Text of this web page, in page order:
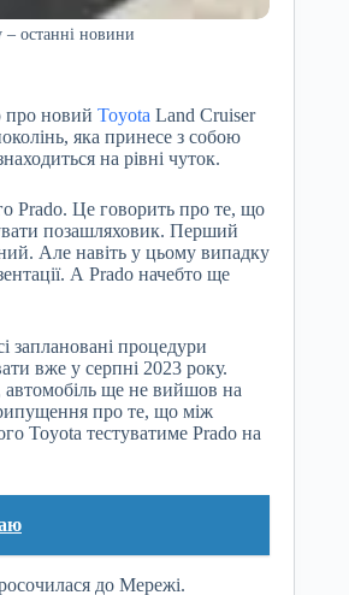
останні новини
про новий Toyota Land Cruiser
яка принесе з собою
на рівні чуток.
Prado. Це говорить про те, що
позашляховик. Перший
Але навіть у цьому випадку
А Prado начебто ще
заплановані процедури
вже у серпні 2023 року.
автомобіль ще не вийшов на
про те, що між
Toyota тестуватиме Prado на
до Мережі.